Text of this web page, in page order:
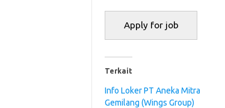
Terkait
Info Loker PT Aneka Mitra
Gemilang (Wings Group)